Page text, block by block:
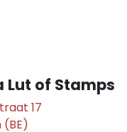
Lut of Stamps
17
(BE)